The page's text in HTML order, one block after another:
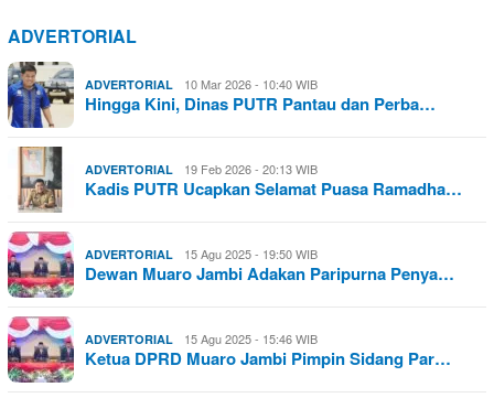
ADVERTORIAL
ADVERTORIAL 10 Mar 2026 - 10:40 WIB
Hingga Kini, Dinas PUTR Pantau dan Perba…
ADVERTORIAL 19 Feb 2026 - 20:13 WIB
Kadis PUTR Ucapkan Selamat Puasa Ramadha…
ADVERTORIAL 15 Agu 2025 - 19:50 WIB
Dewan Muaro Jambi Adakan Paripurna Penya…
ADVERTORIAL 15 Agu 2025 - 15:46 WIB
Ketua DPRD Muaro Jambi Pimpin Sidang Par…